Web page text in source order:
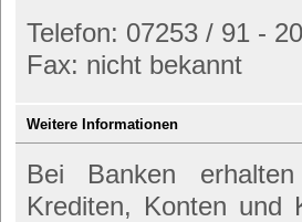
Telefon: 07253 / 91 -
Fax: nicht bekannt
Weitere Informationen
Bei Banken
Krediten, Konten und